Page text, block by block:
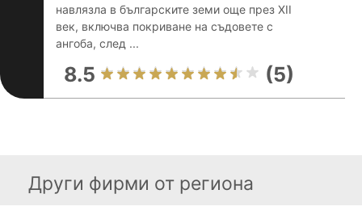
навлязла в българските земи още през XII
век, включва покриване на съдовете с
ангоба, след ...
8.5 (5)
Други фирми от региона